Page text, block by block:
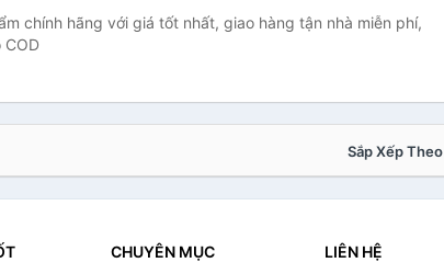
chính hãng với giá tốt nhất, giao hàng tận nhà miễn phí,
COD
Sắp Xếp Theo
CHUYÊN MỤC LIÊN HỆ